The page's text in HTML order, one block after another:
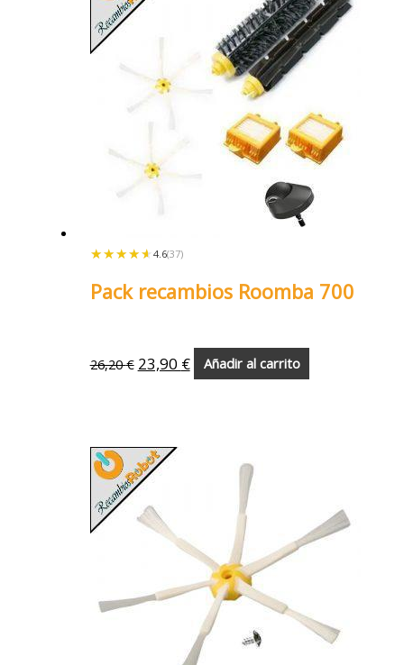
★★★★★
★★★★★ 4.6(37)
Pack recambios Roomba 700
26,20€ 23,90 € Añadir al carrito